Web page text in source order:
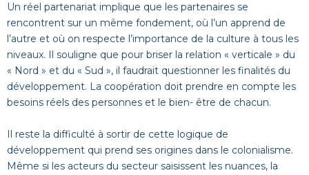
Un réel partenariat implique que les partenaires se
rencontrent sur un même fondement, où l’un apprend de
l’autre et où on respecte l’importance de la culture à tous les
niveaux. Il souligne que pour briser la relation « verticale » du
« Nord » et du « Sud », il faudrait questionner les finalités du
développement. La coopération doit prendre en compte les
besoins réels des personnes et le bien- être de chacun.
Il reste la difficulté à sortir de cette logique de
développement qui prend ses origines dans le colonialisme.
Même si les acteurs du secteur saisissent les nuances, la